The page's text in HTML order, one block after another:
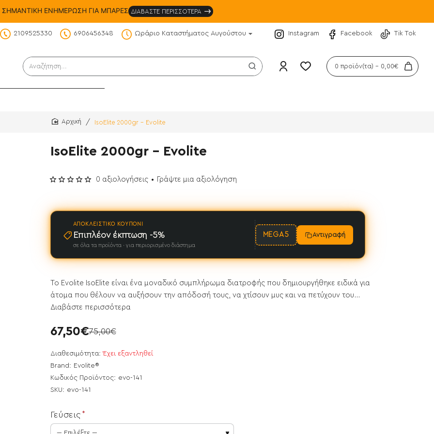
ΣΗΜΑΝΤΙΚΗ ΕΝΗΜΕΡΩΣΗ ΓΙΑ ΜΠΑΡΕΣ ΔΙΑΒΑΣΤΕ ΠΕΡΙΣΣΟΤΕΡΑ
2109525330 6906456348 Ωράριο Καταστήματος Αυγούστου Instagram Facebook Tik Tok
Αναζήτηση... 0 προϊόν(τα) - 0,00€
IsoElite 2000gr - Evolite
IsoElite 2000gr - Evolite
ΑΠΟΚΛΕΙΣΤΙΚΌ ΚΟΥΠΌΝΙ
Επιπλέον έκπτωση -5%
σε όλα τα προϊόντα · για περιορισμένο διάστημα
MEGA5 Αντιγραφή
Το Evolite IsoElite είναι ένα μοναδικό συμπλήρωμα διατροφής που δημιουργήθηκε ειδικά για
άτομα που θέλουν να αυξήσουν την απόδοσή τους, να χτίσουν μυς και να πετύχουν του...
Διαβάστε περισσότερα
Διαθεσιμότητα: Έχει εξαντληθεί
Brand: Evolite®
Κωδικός Προϊόντος: evo-141
SKU: evo-141
0 αξιολογήσεις • Γράψτε μια αξιολόγηση
67,50€75,00€
Γεύσεις